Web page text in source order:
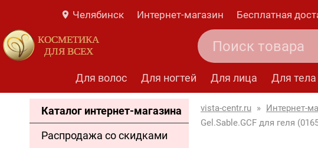
Челябинск Интернет-магазин Бесплатная
КОСМЕТИКА
ДЛЯ ВСЕХ
Для волос Для ногтей Для лица Для тела
Каталог интернет-магазина
Распродажа со скидками
vista-centr.ru » Интернет-
Gel.Sable.GCF для геля